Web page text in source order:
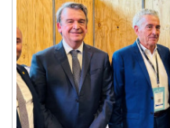
Remaining Time-0:00
1x
Playback Rate
Chapters
Chapters
Descriptions